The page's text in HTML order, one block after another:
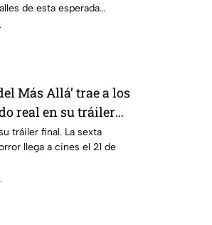
de esta esperada
Más Allá’ trae a los
real en su tráiler
tráiler final. La sexta
llega a cines el 21 de